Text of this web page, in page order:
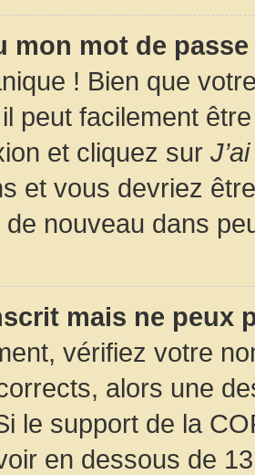
mon mot de
! Bien que
peut facilement
et cliquez sur
et vous devriez
nouveau dans
mais ne peux
vérifiez votre
alors une
le support de la
en dessous de